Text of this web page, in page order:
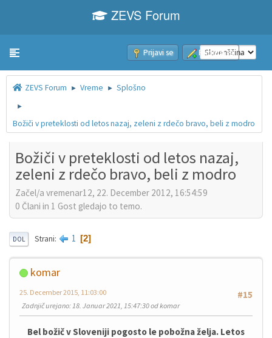
ZEVS Forum
Toggle navigation Prijavi se Pridruži se
ZEVS Forum ► Vreme ► Splošno
►
Božiči v preteklosti od letos nazaj, zeleni z rdečo bravo, beli z modro
Božiči v preteklosti od letos nazaj,
zeleni z rdečo bravo, beli z modro
Začel/a vremenar12, 22. December 2012, 16:54:59
0 Člani in 1 Gost gledajo to temo.
DOL Strani 1 2
komar
#15
25. December 2015, 11:03:00
Zadnjič urejano: 18. Januar 2021, 15:47:30 od komar
Bel božič v Sloveniji pogosto le pobožna želja. Letos